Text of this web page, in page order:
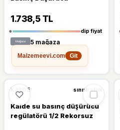
1.738,5 TL
dip fiyat
5 mağaza
Malzemeevi.com
Git
KALDE sınırlı stok
Kalde su basınç düşürücü
regülatörü 1/2 Rekorsuz